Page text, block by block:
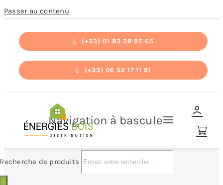
Passer au contenu
(+33) 01 83 38 95 65
(+33) 06 52 17 11 91
Navigation à bascule
Accueil
Recherche de produits